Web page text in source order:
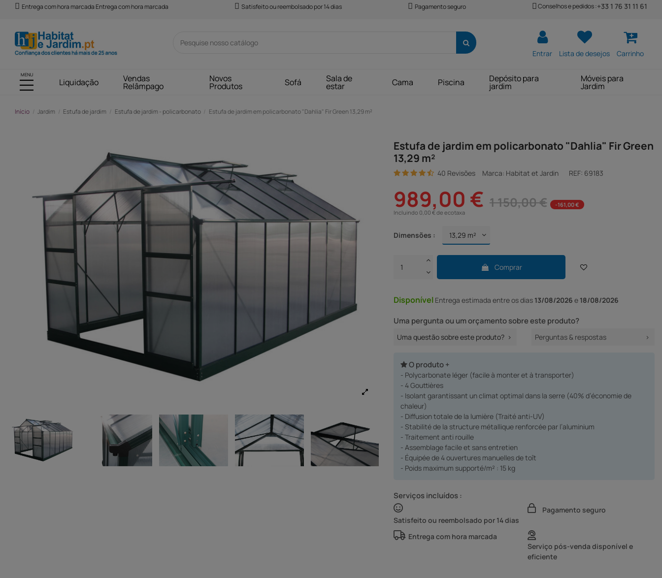
Entrega com hora marcada Entrega com hora marcada Satisfeito ou reembolsado por 14 dias Pagamento seguro Conselhos e pedidos :+33 1 76 31 11 61
Entrar Lista de desejos Carrinho
MENU
Liquidação Vendas
Relâmpago
Novos
Produtos Sofá Sala de
estar Cama Piscina Depósito para
jardim
Móveis para
Jardim
Início Jardim Estufa de jardim Estufa de jardim - policarbonato Estufa de jardim em policarbonato "Dahlia" Fir Green 13,29 m²
Estufa de jardim em policarbonato "Dahlia" Fir Green
13,29 m²
40 Revisões Marca: Habitat et Jardin REF: 69183
989,00 € 1 150,00 €
-161,00 €
Incluindo 0,00 € de ecotaxa
Dimensões :
Comprar
Disponível Entrega estimada entre os dias 13/08/2026 e 18/08/2026
Uma pergunta ou um orçamento sobre este produto?
Uma questão sobre este produto? Perguntas & respostas
O produto +
- Polycarbonate léger (facile à monter et à transporter)
- 4 Gouttières
- Isolant garantissant un climat optimal dans la serre (40% d’économie de
chaleur)
- Diffusion totale de la lumière (Traité anti-UV)
- Stabilité de la structure métallique renforcée par l’aluminium
- Traitement anti rouille
- Assemblage facile et sans entretien
- Équipée de 4 ouvertures manuelles de toît
- Poids maximum supporté/m² : 15 kg
Serviços incluídos :
Satisfeito ou reembolsado por 14 dias
Pagamento seguro
Entrega com hora marcada
Serviço pós-venda disponível e
eficiente